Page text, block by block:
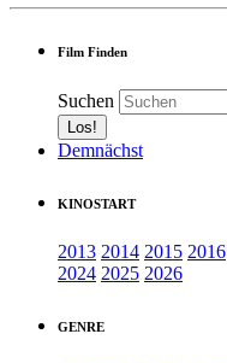
Film Finden
Suchen
Demnächst
KINOSTART
2013 2014 2015 2016
2024 2025 2026
GENRE